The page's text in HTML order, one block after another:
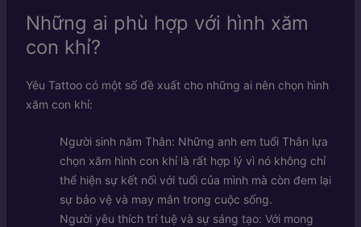
Những ai phù hợp với hình xăm
con khỉ?
Yêu Tattoo có một số đề xuất cho những ai nên chọn hình
xăm con khỉ:
Người sinh năm Thân: Những anh em tuổi Thân lựa
chọn xăm hình con khỉ là rất hợp lý vì nó không chỉ
thể hiện sự kết nối với tuổi của mình mà còn đem lại
sự bảo vệ và may mắn trong cuộc sống.
Người yêu thích trí tuệ và sự sáng tạo: Với mong